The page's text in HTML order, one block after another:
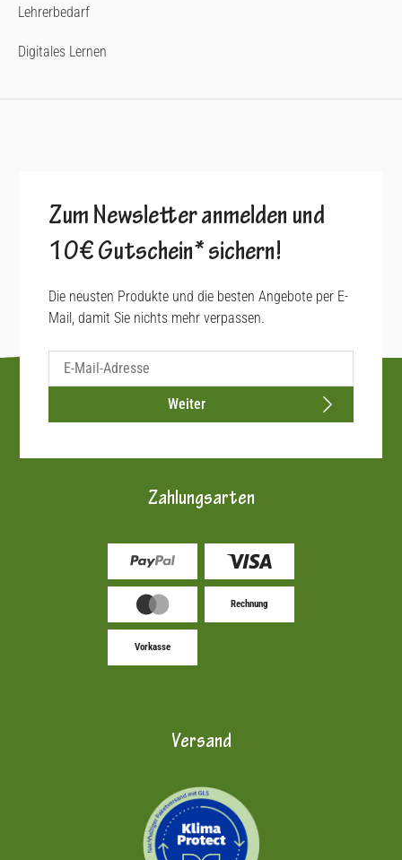
Lehrerbedarf
Digitales Lernen
Zum Newsletter anmelden und
10€ Gutschein* sichern!
Die neusten Produkte und die besten Angebote per E-
Mail, damit Sie nichts mehr verpassen.
Weiter
Zahlungsarten
Rechnung
Vorkasse
Versand